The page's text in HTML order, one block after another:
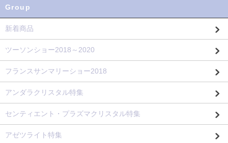
Group
新着商品
ツーソンショー2018～2020
フランスサンマリーショー2018
アンダラクリスタル特集
センティエント・プラズマクリスタル特集
アゼツライト特集